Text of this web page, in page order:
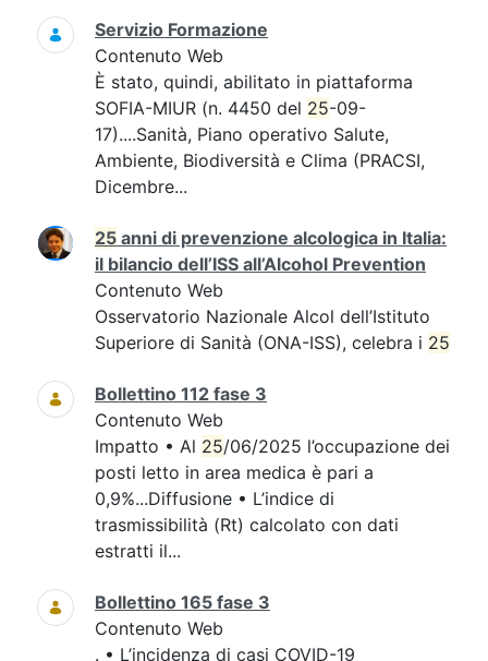
Servizio Formazione
Contenuto Web
È stato, quindi, abilitato in piattaforma
SOFIA-MIUR (n. 4450 del 25-09-
17)....Sanità, Piano operativo Salute,
Ambiente, Biodiversità e Clima (PRACSI,
Dicembre...
25 anni di prevenzione alcologica in Italia:
il bilancio dell’ISS all’Alcohol Prevention
Contenuto Web
Osservatorio Nazionale Alcol dell’Istituto
Superiore di Sanità (ONA-ISS), celebra i 25
Bollettino 112 fase 3
Contenuto Web
Impatto • Al 25/06/2025 l’occupazione dei
posti letto in area medica è pari a
0,9%...Diffusione • L’indice di
trasmissibilità (Rt) calcolato con dati
estratti il...
Bollettino 165 fase 3
Contenuto Web
. • L’incidenza di casi COVID-19